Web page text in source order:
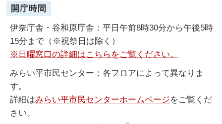
開庁時間
伊奈庁舎・谷和原庁舎：平日午前8時30分から午後5時
15分まで（※祝祭日は除く）
※日曜窓口の詳細はこちらをご覧ください。
みらい平市民センター：各フロアによって異なりま
す。
詳細はみらい平市民センターホームページをご覧くだ
さい。